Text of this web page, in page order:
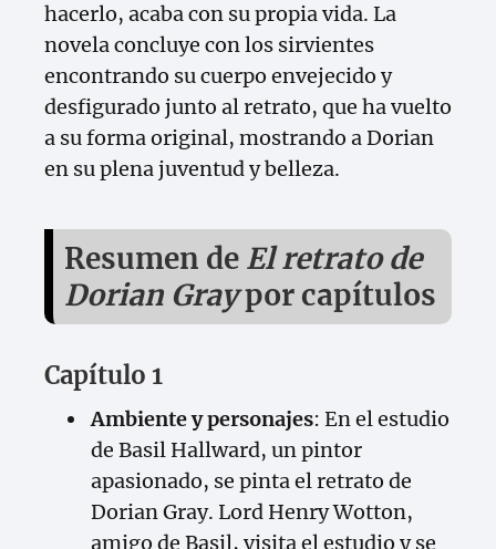
hacerlo, acaba con su propia vida. La
novela concluye con los sirvientes
encontrando su cuerpo envejecido y
desfigurado junto al retrato, que ha vuelto
a su forma original, mostrando a Dorian
en su plena juventud y belleza.
Resumen de El retrato de
Dorian Graypor capítulos
Capítulo 1
Ambiente y personajes: En el estudio
de Basil Hallward, un pintor
apasionado, se pinta el retrato de
Dorian Gray. Lord Henry Wotton,
amigo de Basil, visita el estudio y se